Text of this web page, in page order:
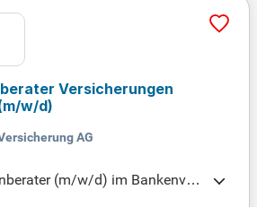
Versicherungen
w/d)
AG
(m/w/d) im Bankenvert
entwickelst du maßge